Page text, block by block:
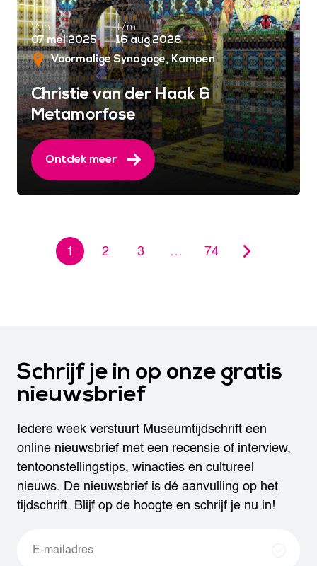
Van
07 mei 2025
T/m
16 aug 2026
Voormalige Synagoge Kampen
Christie van der Haak &
Metamorfose
Ontdek meer
1 2 3 … 74
Schrijf je in op onze gratis
nieuwsbrief
Iedere week verstuurt Museumtijdschrift een
online nieuwsbrief met een recensie of interview,
tentoonstellingstips, winacties en cultureel
nieuws. De nieuwsbrief is dé aanvulling op het
tijdschrift. Blijf op de hoogte en schrijf je nu in!